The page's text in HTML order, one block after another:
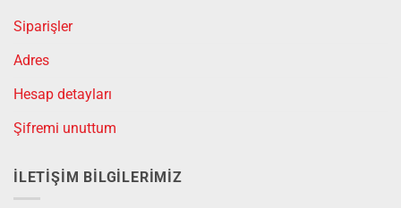
Siparişler
Adres
Hesap detayları
Şifremi unuttum
İLETIŞIM BILGILERIMIZ